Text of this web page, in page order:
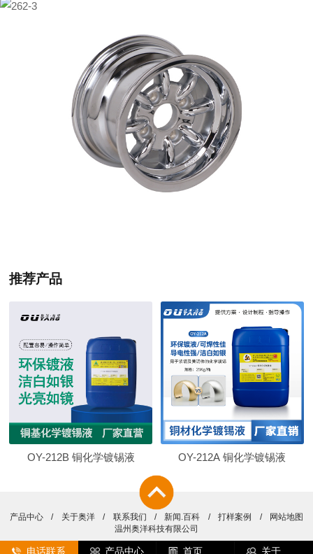
推荐产品
OY-212B 铜化学镀锡液 OY-212A 铜化学镀锡液
产品中心 / 关于奥洋 / 联系我们 / 新闻.百科 / 打样案例 /
网站地图
温州奥洋科技有限公司
电话联系 产品中心 首页 关于